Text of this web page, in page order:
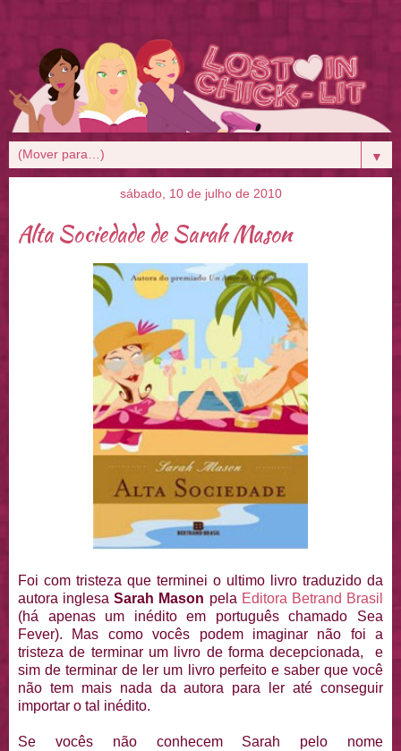
▼
sábado, 10 de julho de 2010
Alta Sociedade de Sarah Mason
Foi com tristeza que terminei o ultimo livro traduzido da
autora inglesaSarah Mason pela Editora Betrand Brasil
(há apenas um inédito em português chamado Sea
Fever). Mas como vocês podem imaginar não foi a
tristeza de terminar um livro de forma decepcionada, e
sim de terminar de ler um livro perfeito e saber que você
não tem mais nada da autora para ler até conseguir
importar o tal inédito.
Se vocês não conhecem Sarah pelo nome